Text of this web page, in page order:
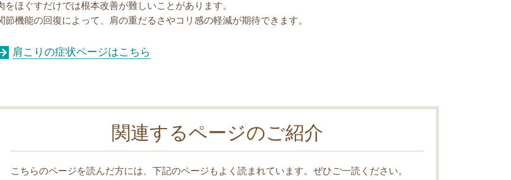
をほぐすだけでは根本改善が難しいことがあります。
節機能の回復によって、肩の重だるさやコリ感の軽減が期待できます。
肩こりの症状ページはこちら
関連するページのご紹介
こちらのページを読んだ方には、下記のページもよく読まれています。ぜひご一読ください。